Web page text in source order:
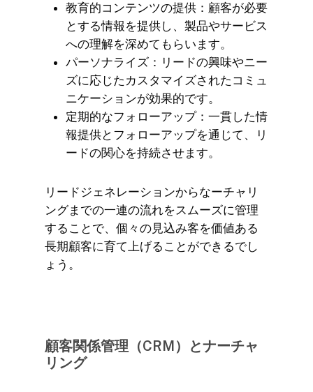
教育的コンテンツの提供：顧客が必要
とする情報を提供し、製品やサービス
への理解を深めてもらいます。
パーソナライズ：リードの興味やニー
ズに応じたカスタマイズされたコミュ
ニケーションが効果的です。
定期的なフォローアップ：一貫した情
報提供とフォローアップを通じて、リ
ードの関心を持続させます。
リードジェネレーションからなーチャリ
ングまでの一連の流れをスムーズに管理
することで、個々の見込み客を価値ある
長期顧客に育て上げることができるでし
ょう。
顧客関係管理（CRM）とナーチャ
リング